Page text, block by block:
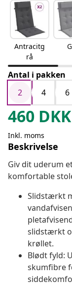
Antracitg
rå
Antal i pakken
2
4 6
460 DKK
Inkl. moms
Beskrivelse
Giv dit uderum
komfortable
Slidstærkt
slidstærkt
krøllet.
Blødt fyld:
skumfibre